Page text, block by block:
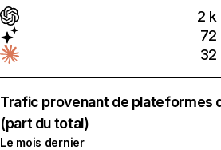
2 k
72
32
Trafic provenant de plateformes
(part du total)
Le mois dernier